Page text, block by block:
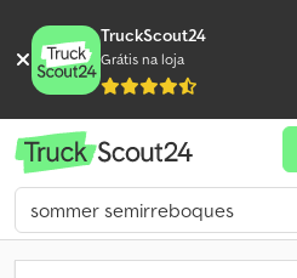
TruckScout24
Grátis na loja